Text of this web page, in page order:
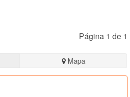
Página 1 de 1
Mapa